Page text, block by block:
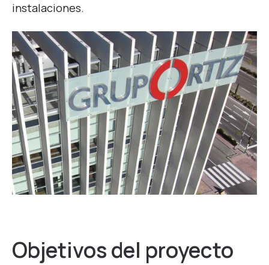
instalaciones.
Objetivos del proyecto